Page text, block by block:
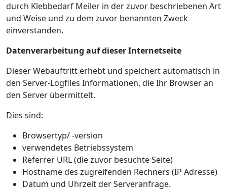
durch Klebbedarf Meiler in der zuvor beschriebenen Art
und Weise und zu dem zuvor benannten Zweck
einverstanden.
Datenverarbeitung auf dieser Internetseite
Dieser Webauftritt erhebt und speichert automatisch in
den Server-Logfiles Informationen, die Ihr Browser an
den Server übermittelt.
Dies sind:
Browsertyp/ -version
verwendetes Betriebssystem
Referrer URL (die zuvor besuchte Seite)
Hostname des zugreifenden Rechners (IP Adresse)
Datum und Uhrzeit der Serveranfrage.